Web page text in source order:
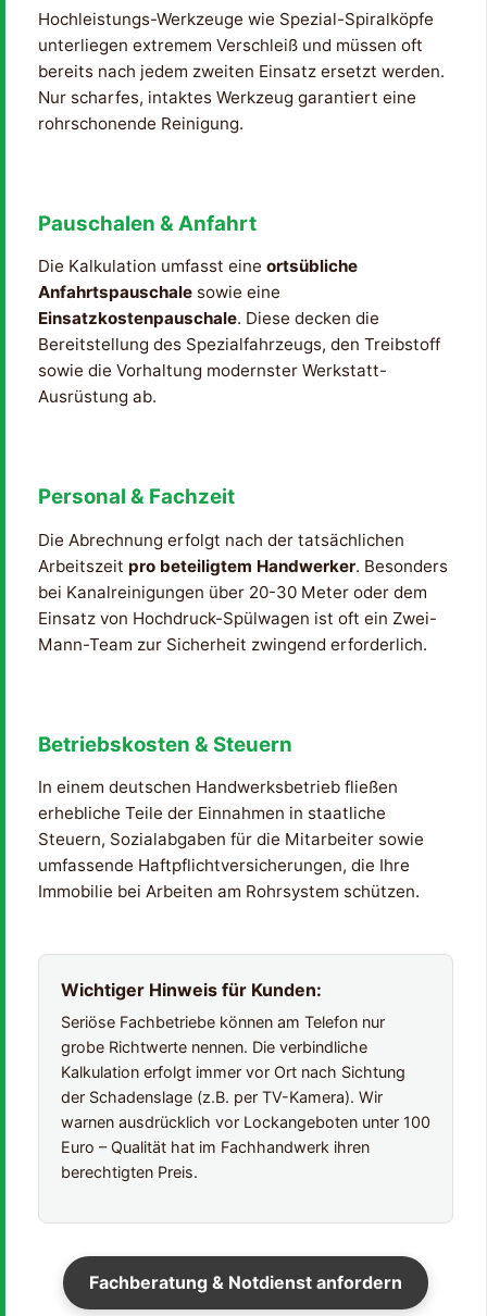
Hochleistungs-Werkzeuge wie Spezial-Spiralköpfe
unterliegen extremem Verschleiß und müssen oft
bereits nach jedem zweiten Einsatz ersetzt werden.
Nur scharfes, intaktes Werkzeug garantiert eine
rohrschonende Reinigung.
Pauschalen & Anfahrt
Die Kalkulation umfasst eine ortsübliche
Anfahrtspauschale sowie eine
Einsatzkostenpauschale. Diese decken die
Bereitstellung des Spezialfahrzeugs, den Treibstoff
sowie die Vorhaltung modernster Werkstatt-
Ausrüstung ab.
Personal & Fachzeit
Die Abrechnung erfolgt nach der tatsächlichen
Arbeitszeit pro beteiligtem Handwerker. Besonders
bei Kanalreinigungen über 20-30 Meter oder dem
Einsatz von Hochdruck-Spülwagen ist oft ein Zwei-
Mann-Team zur Sicherheit zwingend erforderlich.
Betriebskosten & Steuern
In einem deutschen Handwerksbetrieb fließen
erhebliche Teile der Einnahmen in staatliche
Steuern, Sozialabgaben für die Mitarbeiter sowie
umfassende Haftpflichtversicherungen, die Ihre
Immobilie bei Arbeiten am Rohrsystem schützen.
Wichtiger Hinweis für Kunden:
Seriöse Fachbetriebe können am Telefon nur
grobe Richtwerte nennen. Die verbindliche
Kalkulation erfolgt immer vor Ort nach Sichtung
der Schadenslage (z.B. per TV-Kamera). Wir
warnen ausdrücklich vor Lockangeboten unter 100
Euro – Qualität hat im Fachhandwerk ihren
berechtigten Preis.
Fachberatung & Notdienst anfordern